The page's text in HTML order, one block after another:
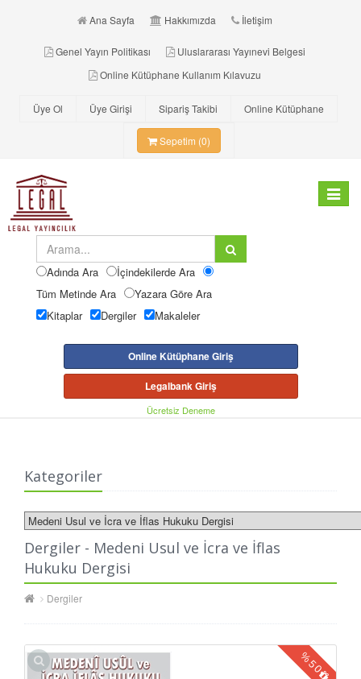
Ana Sayfa Hakkımızda İletişim
Genel Yayın Politikası
Uluslararası Yayınevi Belgesi
Online Kütüphane Kullanım Kılavuzu
Üye Ol Üye Girişi Sipariş Takibi Online Kütüphane
Sepetim (0)
Toggle
Adında Ara
İçindekilerde Ara
Tüm Metinde Ara
Yazara Göre Ara
Kitaplar
Dergiler Makaleler
Online Kütüphane Giriş
Legalbank Giriş
Ücretsiz Deneme
Kategoriler
Dergiler - Medeni Usul ve İcra ve İflas
Hukuku Dergisi
Dergiler
%
50